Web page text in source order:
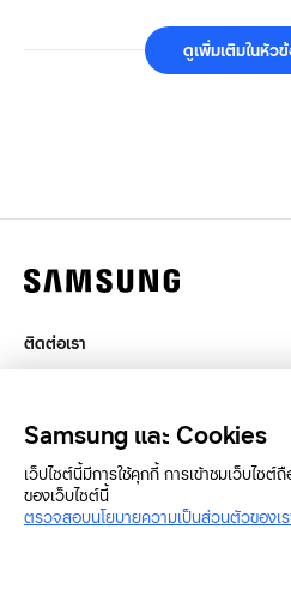
ดูเพิ่มเติมในหัว
ติดต่อเรา
SAMSUNG.COM
Copyright© SAMSUNG All Rights
Samsung และ Cookies
เว็ปไซต์นี้มีการใช้คุกกี้ การเข้าชมเว็บไซต์
ของเว็บไซต์นี้
ตรวจสอบนโยบายความเป็นส่วนตัวของเ